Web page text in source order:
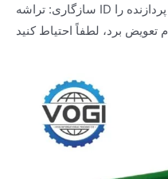
سازگاری: تراشه ID سازگاری سخت‌افزاری بین برد و پردازنده را